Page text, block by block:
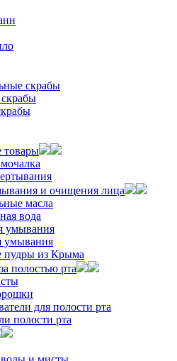
скрабы
товары
и очищения лица
масла
вода
умывания
умывания
пудры из Крыма
полостью рта
для полости рта
полости рта